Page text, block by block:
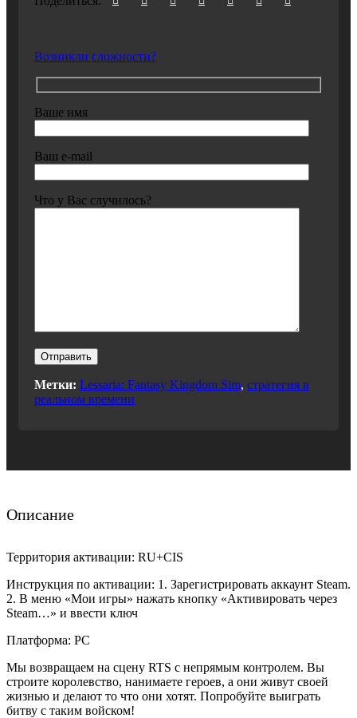
Возникли сложности?
Ваше имя
Ваш e-mail
Что у Вас случилось?
Метки: Lessaria: Fantasy Kingdom Sim, стратегия в
реальном времени
Описание
Территория активации: RU+CIS
Инструкция по активации: 1. Зарегистрировать аккаунт Steam.
2. В меню «Мои игры» нажать кнопку «Активировать через
Steam…» и ввести ключ
Платформа: PC
Мы возвращаем на сцену RTS c непрямым контролем. Вы
строите королевство, нанимаете героев, а они живут своей
жизнью и делают то что они хотят. Попробуйте выиграть
битву с таким войском!